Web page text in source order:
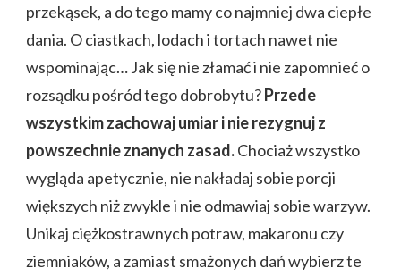
przekąsek, a do tego mamy co najmniej dwa ciepłe
dania. O ciastkach, lodach i tortach nawet nie
wspominając… Jak się nie złamać i nie zapomnieć o
rozsądku pośród tego dobrobytu?Przede
wszystkim zachowaj umiar i nie rezygnuj z
powszechnie znanych zasad.Chociaż wszystko
wygląda apetycznie, nie nakładaj sobie porcji
większych niż zwykle i nie odmawiaj sobie warzyw.
Unikaj ciężkostrawnych potraw, makaronu czy
ziemniaków, a zamiast smażonych dań wybierz te